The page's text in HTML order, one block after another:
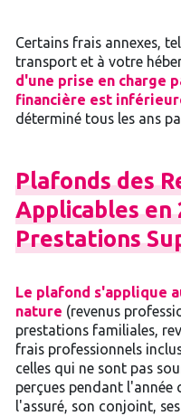
Certains frais annexes,
transport et à votre
d'une prise en charge
financière est
déterminé tous les ans
Plafondsdes
Applicablesen
Prestations
Le plafond s'applique
nature (revenus
prestations familiales,
frais professionnels
celles qui ne sont pas
perçues pendant l'année
l'assuré, son conjoint,